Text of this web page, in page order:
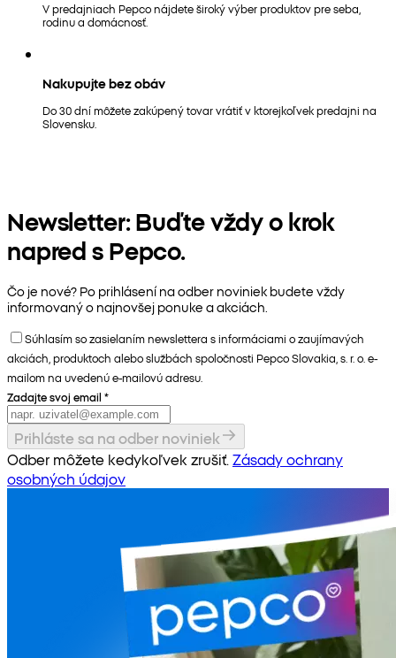
V predajniach Pepco nájdete široký výber produktov pre seba,
rodinu a domácnosť.
Nakupujte bez obáv
Do 30 dní môžete zakúpený tovar vrátiť v ktorejkoľvek predajni na
Slovensku.
Newsletter: Buďte vždy o krok
napred s Pepco.
Čo je nové? Po prihlásení na odber noviniek budete vždy
informovaný o najnovšej ponuke a akciách.
Súhlasím so zasielaním newslettera s informáciami o zaujímavých
akciách, produktoch alebo službách spoločnosti Pepco Slovakia, s. r. o. e-
mailom na uvedenú e-mailovú adresu.
Zadajte svoj email *
Prihláste sa na odber noviniek
Odber môžete kedykoľvek zrušiť.Zásady ochrany
osobných údajov